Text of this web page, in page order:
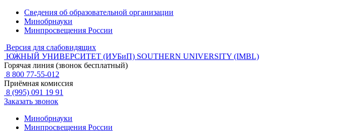
Сведения об образовательной организации
Минобрнауки
Минпросвещения России
Версия для слабовидящих
ЮЖНЫЙ УНИВЕРСИТЕТ (ИУБиП) SOUTHERN UNIVERSITY (IMBL)
Горячая линия (звонок бесплатный)
8 800 77-55-012
Приёмная комиссия
8 (995) 091 19 91
Заказать звонок
Минобрнауки
Минпросвещения России